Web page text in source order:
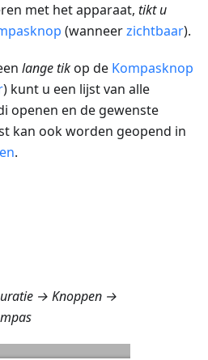
met het apparaat, tikt u
(wanneerzichtbaar).
lange tikop de Kompasknop
) kunt u een lijst van alle
openen en de gewenste
kan ook worden geopend in
.
→ Knoppen →